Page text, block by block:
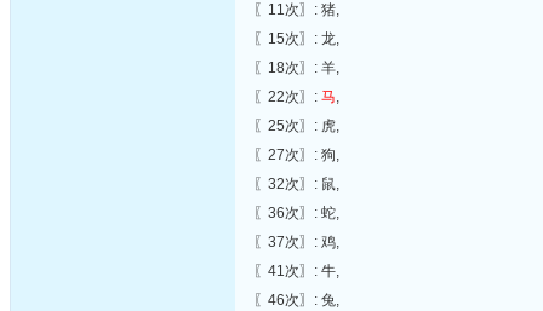
〖11次〗: 猪,
〖15次〗: 龙,
〖18次〗: 羊,
〖22次〗: 马,
〖25次〗: 虎,
〖27次〗: 狗,
〖32次〗: 鼠,
〖36次〗: 蛇,
〖37次〗: 鸡,
〖41次〗: 牛,
〖46次〗: 兔,